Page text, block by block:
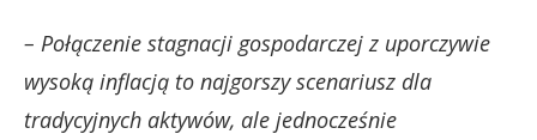
– Połączenie stagnacji gospodarczej z uporczywie
wysoką inflacją to najgorszy scenariusz dla
tradycyjnych aktywów, ale jednocześnie